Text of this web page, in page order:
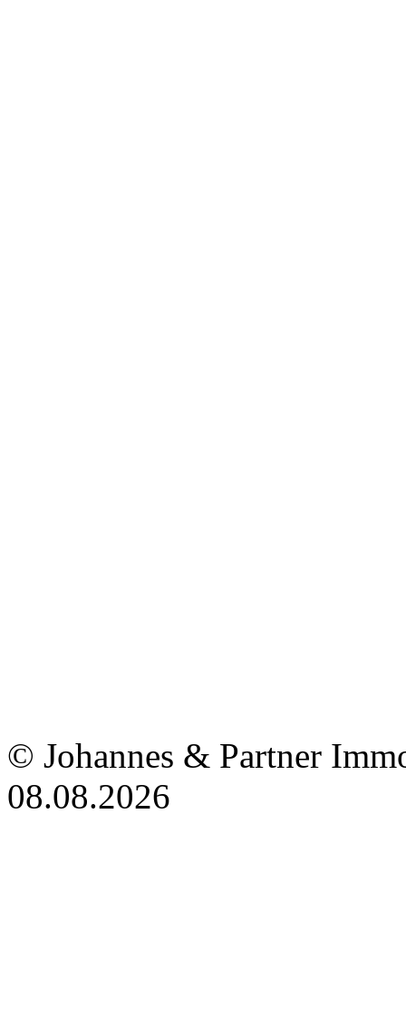
© Johannes & Partner
08.08.2026